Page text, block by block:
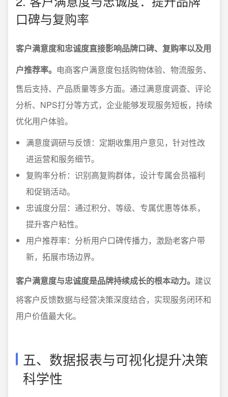
口碑与复购率
客户满意度和忠诚度直接影响品牌口碑、复购率以及用
户推荐率。 电商客户满意度包括购物体验、物流服务、
售后支持、产品质量等多方面。通过满意度调查、评论
分析、NPS打分等方式，企业能够发现服务短板，持续
优化用户体验。
满意度调研与反馈：定期收集用户意见，针对性改
进运营和服务细节。
复购率分析：识别高复购群体，设计专属会员福利
和促销活动。
忠诚度分层：通过积分、等级、专属优惠等体系，
提升客户粘性。
用户推荐率：分析用户口碑传播力，激励老客户带
新，拓展市场边界。
客户满意度与忠诚度是品牌持续成长的根本动力。 建议
将客户反馈数据与经营决策深度结合，实现服务闭环和
用户价值最大化。
五、数据报表与可视化提升决策
科学性